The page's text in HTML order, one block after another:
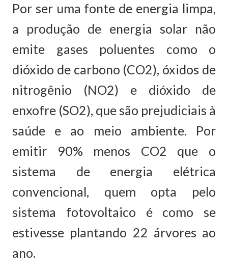
Por ser uma fonte de energia limpa,
a produção de energia solar não
emite gases poluentes como o
dióxido de carbono (CO2), óxidos de
nitrogênio (NO2) e dióxido de
enxofre (SO2), que são prejudiciais à
saúde e ao meio ambiente. Por
emitir 90% menos CO2 que o
sistema de energia elétrica
convencional, quem opta pelo
sistema fotovoltaico é como se
estivesse plantando 22 árvores ao
ano.